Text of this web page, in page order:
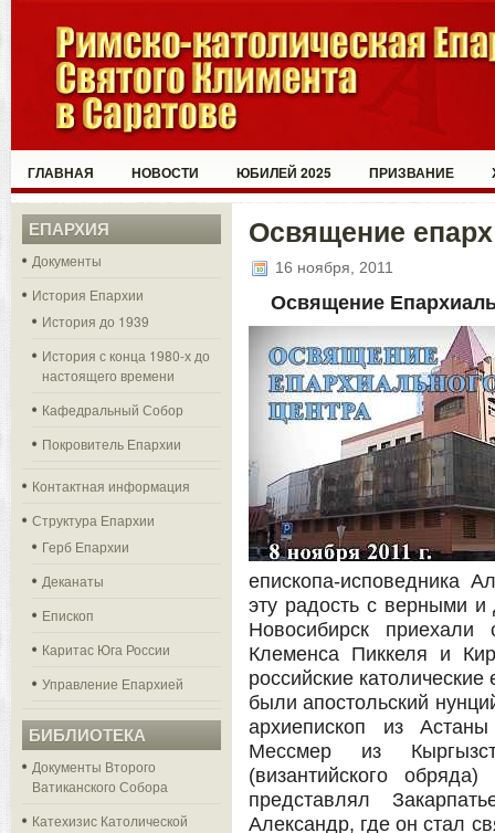
ГЛАВНАЯ НОВОСТИ ЮБИЛЕЙ 2025 ПРИЗВАНИЕ
ЕПАРХИЯ
Документы
История Епархии
История до 1939
История с конца 1980-х до
настоящего времени
Кафедральный Собор
Покровитель Епархии
Контактная информация
Структура Епархии
Герб Епархии
Деканаты
Епископ
Каритас Юга России
Управление Епархией
БИБЛИОТЕКА
Документы Второго
Ватиканского Собора
Катехизис Католической
Освящение
16 ноября, 2011
Освящение
епископа-исповедника
эту радость с верными
Новосибирск
Клеменса Пиккеля и
российские
были апостольский
архиепископ из
Мессмер из
(византийского
представлял
Александр, где он стал